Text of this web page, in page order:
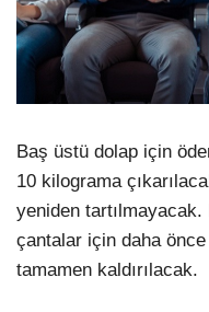
Baş üstü dolap için
10 kilograma
yeniden
çantalar için daha önce
tamamen kaldırılacak.